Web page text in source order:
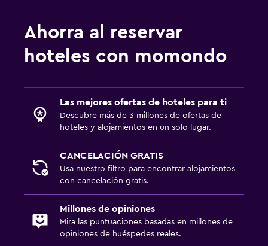
Ahorra al reservar
hoteles con momondo
Las mejores ofertas de hoteles para ti
Descubre más de 3 millones de ofertas de
hoteles y alojamientos en un solo lugar.
CANCELACIÓN GRATIS
Usa nuestro filtro para encontrar alojamientos
con cancelación gratis.
Millones de opiniones
Mira las puntuaciones basadas en millones de
opiniones de huéspedes reales.